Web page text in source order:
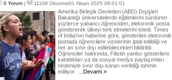
0 Yorum | 11109 Okunma01 Nisan 2025 08:01:01
Amerika Birleşik Devletleri (ABD) Dışişleri
Bakanlığı üniversitelerde eğitimlerini sürdüren
yüzlerce yabancı öğrenciden, elektronik posta
göndererek ülkeyi terk etmelerini istedi. Times
of India'nın haberine göre, gönderilen elektronik
postada öğrencilere vizelerinin iptal edildiği ve
her an sınır dışı edilebilecekleri bildirildi.
Öğrenciler hakkında, Filistin yanlısı gösterilere
katıldıkları ya da sosyal medya paylaşımları
nedeniyle sınır dışı kararı verildiği tahmin
ediliyor.
...Devamı.»